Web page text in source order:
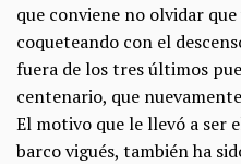
que conviene no olvidar
coqueteando con el
fuera de los tres últimos
centenario, que
El motivo que le llevó a ser
barco vigués, también ha